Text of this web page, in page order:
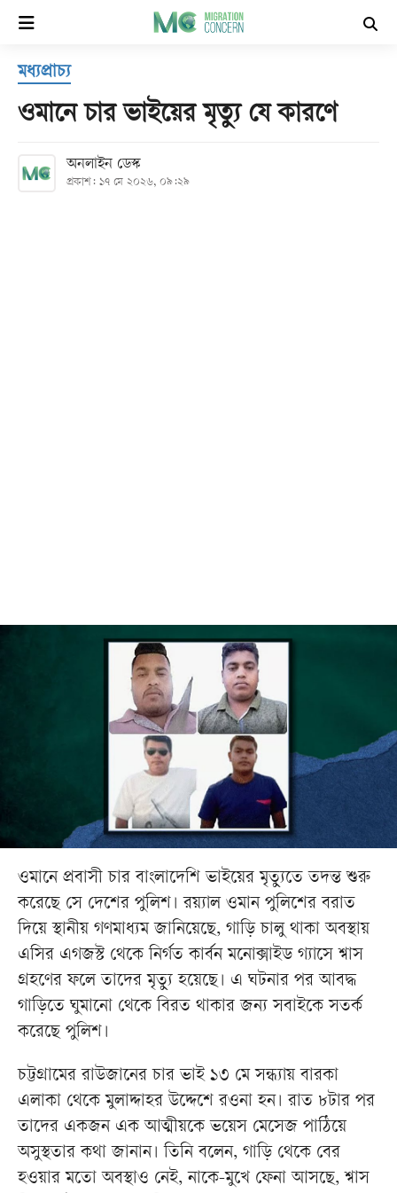
হোম
মধ্যপ্রাচ্য
ওমানে চার ভাইয়ের মৃত্যু যে কারণে
অনলাইন ডেস্ক
প্রকাশ: ১৭ মে ২০২৬, ০৯:২৯
ওমানে প্রবাসী চার বাংলাদেশি ভাইয়ের মৃত্যুতে তদন্ত শুরু
করেছে সে দেশের পুলিশ। রয়্যাল ওমান পুলিশের বরাত
দিয়ে স্থানীয় গণমাধ্যম জানিয়েছে, গাড়ি চালু থাকা অবস্থায়
এসির এগজস্ট থেকে নির্গত কার্বন মনোক্সাইড গ্যাসে শ্বাস
গ্রহণের ফলে তাদের মৃত্যু হয়েছে। এ ঘটনার পর আবদ্ধ
গাড়িতে ঘুমানো থেকে বিরত থাকার জন্য সবাইকে সতর্ক
করেছে পুলিশ।
চট্টগ্রামের রাউজানের চার ভাই ১৩ মে সন্ধ্যায় বারকা
এলাকা থেকে মুলাদ্দাহর উদ্দেশে রওনা হন। রাত ৮টার পর
তাদের একজন এক আত্মীয়কে ভয়েস মেসেজ পাঠিয়ে
অসুস্থতার কথা জানান। তিনি বলেন, গাড়ি থেকে বের
হওয়ার মতো অবস্থাও নেই, নাকে-মুখে ফেনা আসছে, শ্বাস